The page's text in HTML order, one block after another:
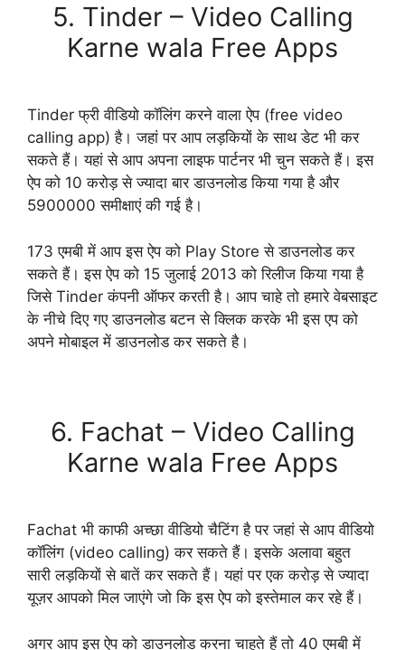
5. Tinder – Video Calling
Karne wala Free Apps
Tinder फ्री वीडियो कॉलिंग करने वाला ऐप (free video
calling app) है। जहां पर आप लड़कियों के साथ डेट भी कर
सकते हैं। यहां से आप अपना लाइफ पार्टनर भी चुन सकते हैं। इस
ऐप को 10 करोड़ से ज्यादा बार डाउनलोड किया गया है और
5900000 समीक्षाएं की गई है।
173 एमबी में आप इस ऐप को Play Store से डाउनलोड कर
सकते हैं। इस ऐप को 15 जुलाई 2013 को रिलीज किया गया है
जिसे Tinder कंपनी ऑफर करती है। आप चाहे तो हमारे वेबसाइट
के नीचे दिए गए डाउनलोड बटन से क्लिक करके भी इस एप को
अपने मोबाइल में डाउनलोड कर सकते है।
6. Fachat – Video Calling
Karne wala Free Apps
Fachat भी काफी अच्छा वीडियो चैटिंग है पर जहां से आप वीडियो
कॉलिंग (video calling) कर सकते हैं। इसके अलावा बहुत
सारी लड़कियों से बातें कर सकते हैं। यहां पर एक करोड़ से ज्यादा
यूज़र आपको मिल जाएंगे जो कि इस ऐप को इस्तेमाल कर रहे हैं।
अगर आप इस ऐप को डाउनलोड करना चाहते हैं तो 40 एमबी में